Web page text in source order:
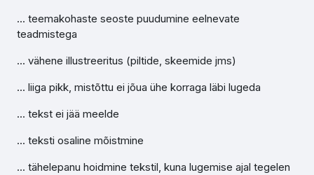
... teemakohaste seoste puudumine eelnevate
teadmistega
... vähene illustreeritus (piltide, skeemide jms)
... liiga pikk, mistõttu ei jõua ühe korraga läbi lugeda
... tekst ei jää meelde
... teksti osaline mõistmine
... tähelepanu hoidmine tekstil, kuna lugemise ajal tegelen